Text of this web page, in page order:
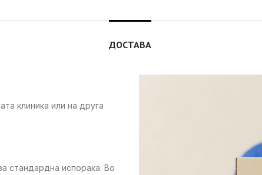
ДОСТАВА
клиника или на друга
стандардна испорака. Во